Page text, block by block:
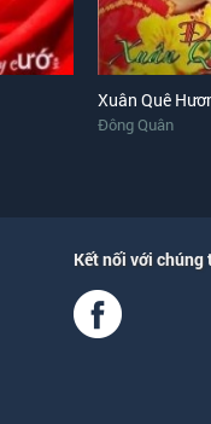
Xuân Quê
Đông Quân
Kết nối với chúng